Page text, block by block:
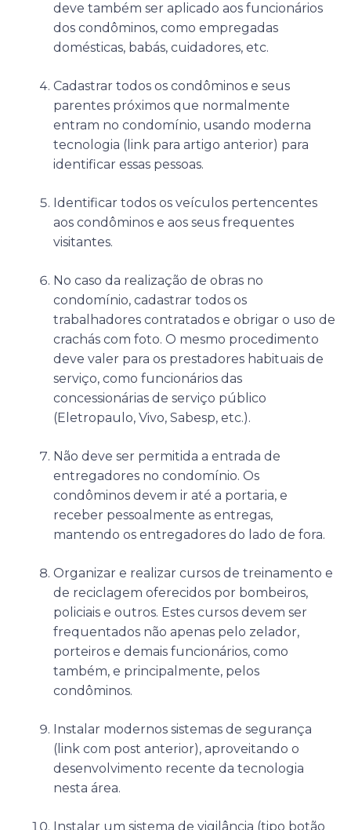
deve também ser aplicado aos funcionários
dos condôminos, como empregadas
domésticas, babás, cuidadores, etc.
Cadastrar todos os condôminos e seus
parentes próximos que normalmente
entram no condomínio, usando moderna
tecnologia (link para artigo anterior) para
identificar essas pessoas.
Identificar todos os veículos pertencentes
aos condôminos e aos seus frequentes
visitantes.
No caso da realização de obras no
condomínio, cadastrar todos os
trabalhadores contratados e obrigar o uso de
crachás com foto. O mesmo procedimento
deve valer para os prestadores habituais de
serviço, como funcionários das
concessionárias de serviço público
(Eletropaulo, Vivo, Sabesp, etc.).
Não deve ser permitida a entrada de
entregadores no condomínio. Os
condôminos devem ir até a portaria, e
receber pessoalmente as entregas,
mantendo os entregadores do lado de fora.
Organizar e realizar cursos de treinamento e
de reciclagem oferecidos por bombeiros,
policiais e outros. Estes cursos devem ser
frequentados não apenas pelo zelador,
porteiros e demais funcionários, como
também, e principalmente, pelos
condôminos.
Instalar modernos sistemas de segurança
(link com post anterior), aproveitando o
desenvolvimento recente da tecnologia
nesta área.
Instalar um sistema de vigilância (tipo botão